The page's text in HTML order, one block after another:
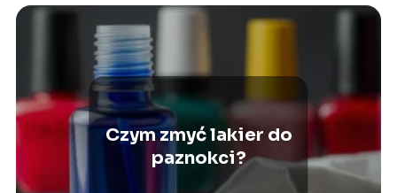
Czym zmyć lakier do
paznokci?